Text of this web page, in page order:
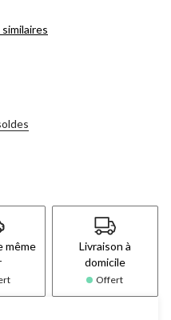
même
Livraison à
domicile
Offert